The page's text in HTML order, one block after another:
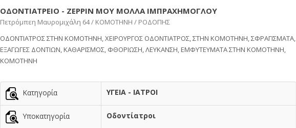
ΟΔΟΝΤΙΑΤΡΕΙΟ - ΖΕΡΡΙΝ ΜΟΥ ΜΟΛΛΑ ΙΜΠΡΑΧΗΜΟΓΛΟΥ
Πετρόμπεη Μαυρομιχάλη 64 / ΚΟΜΟΤΗΝΗ / ΡΟΔΟΠΗΣ
ΟΔΟΝΤΙΑΤΡΟΣ ΣΤΗΝ ΚΟΜΟΤΗΝΗ, ΧΕΙΡΟΥΡΓΟΣ ΟΔΟΝΤΙΑΤΡΟΣ, ΣΤΗΝ ΚΟΜΟΤΗΝΗ, ΣΦΡΑΓΙΣΜΑΤΑ,
ΕΞΑΓΩΓΕΣ ΔΟΝΤΙΩΝ, ΚΑΘΑΡΙΣΜΟΣ, ΦΘΟΡΙΩΣΗ, ΛΕΥΚΑΝΣΗ, ΕΜΦΥΤΕΥΜΑΤΑ ΣΤΗΝ ΚΟΜΟΤΗΝΗ,
ΚΟΜΟΤΗΝΗ
Κατηγορία ΥΓΕΙΑ - ΙΑΤΡΟΙ
Υποκατηγορία Οδοντίατροι